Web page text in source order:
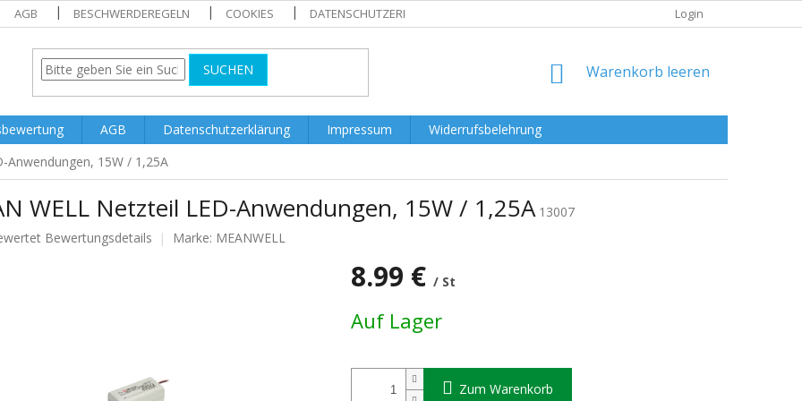
AGB BESCHWERDEREGELN COOKIES DATENSCHUTZERKLÄRUNG Login
SUCHEN WARENKORB
Warenkorb leeren
AGB Datenschutzerklärung Impressum
Widerrufsbelehrung
Anwendungen, 15W / 1,25A
WELL Netzteil LED-Anwendungen, 15W / 1,25A 13007
Bewertungsdetails Marke: MEANWELL
8.99 € / St
Auf Lager
Zum Warenkorb